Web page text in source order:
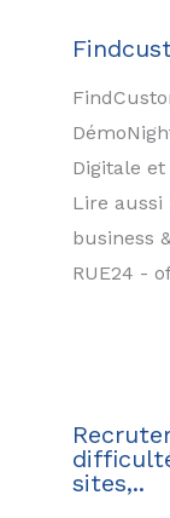
Digitale
Lire aussi
business
RUE24 -
sites,..